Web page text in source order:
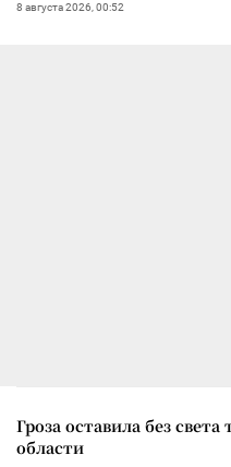
8 августа 2026, 00:52
Гроза оставила без
области